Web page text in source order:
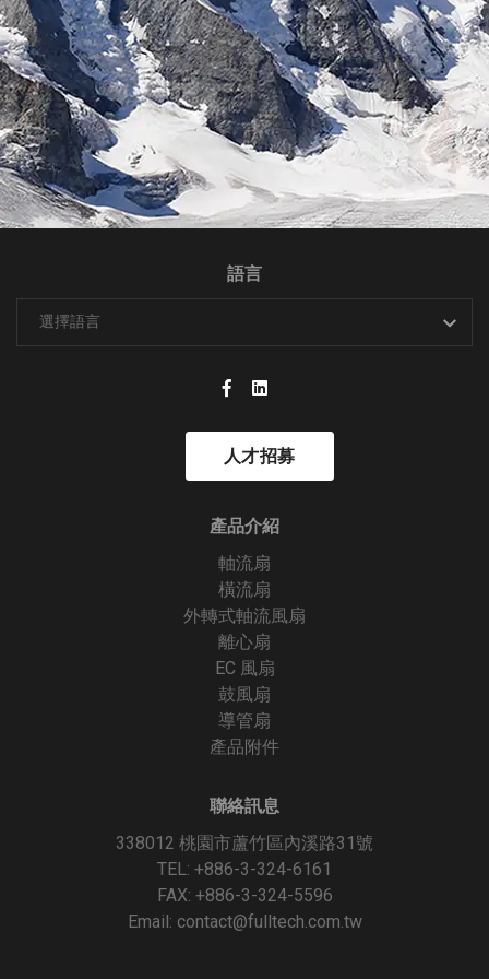
語言
人才招募
產品介紹
軸流扇
橫流扇
外轉式軸流風扇
離心扇
EC 風扇
鼓風扇
導管扇
產品附件
聯絡訊息
338012 桃園市蘆竹區內溪路31號
TEL: +886-3-324-6161
FAX: +886-3-324-5596
Email: contact@fulltech.com.tw